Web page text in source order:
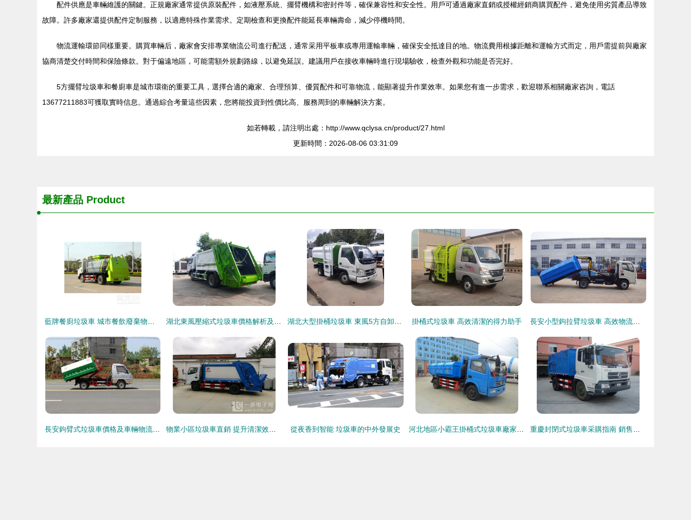
配件供應是車輛維護的關鍵。正規廠家通常提供原裝配件，如液壓系統、擺臂機構和密封件等，確保兼容性和安全性。用戶可通過廠家直銷或授權經銷商購買配件，避免使用劣質產品導致
故障。許多廠家還提供配件定制服務，以適應特殊作業需求。定期檢查和更換配件能延長車輛壽命，減少停機時間。
物流運輸環節同樣重要。購買車輛后，廠家會安排專業物流公司進行配送，通常采用平板車或專用運輸車輛，確保安全抵達目的地。物流費用根據距離和運輸方式而定，用戶需提前與廠家
協商清楚交付時間和保險條款。對于偏遠地區，可能需額外規劃路線，以避免延誤。建議用戶在接收車輛時進行現場驗收，檢查外觀和功能是否完好。
5方擺臂垃圾車和餐廚車是城市環衛的重要工具，選擇合適的廠家、合理預算、優質配件和可靠物流，能顯著提升作業效率。如果您有進一步需求，歡迎聯系相關廠家咨詢，電話
13677211883可獲取實時信息。通過綜合考量這些因素，您將能投資到性價比高、服務周到的車輛解決方案。
如若轉載，請注明出處：http://www.qclysa.cn/product/27.html
更新時間：2026-08-06 03:31:09
最新產品 Product
掛桶式垃圾車 高效清潔的得力助手
從夜香到智能 垃圾車的中外發展史